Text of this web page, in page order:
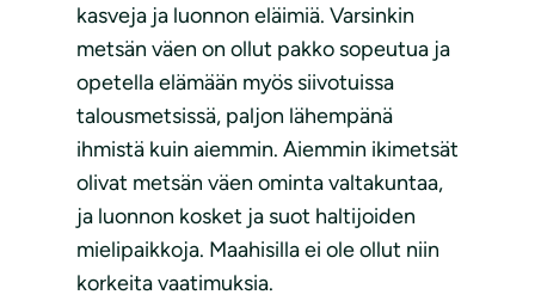
kasveja ja luonnon eläimiä. Varsinkin
metsän väen on ollut pakko sopeutua ja
opetella elämään myös siivotuissa
talousmetsissä, paljon lähempänä
ihmistä kuin aiemmin. Aiemmin ikimetsät
olivat metsän väen ominta valtakuntaa,
ja luonnon kosket ja suot haltijoiden
mielipaikkoja. Maahisilla ei ole ollut niin
korkeita vaatimuksia.